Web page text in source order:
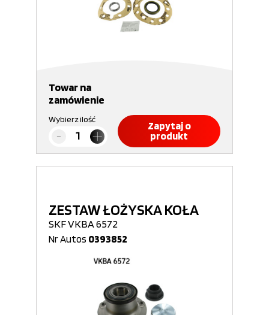
Towar na
zamówienie
Wybierz ilość
Zapytaj o
produkt
ZESTAW ŁOŻYSKA KOŁA
SKF VKBA 6572
Nr Autos 0393852